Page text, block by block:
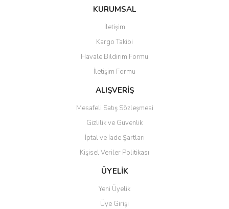
Bu ürüne ilk yorumu siz yapın!
Ürün resmi kalitesiz, bozuk veya görüntülenemiyor.
Ürün açıklamasında eksik bilgiler bulunuyor.
Ürün bilgilerinde hatalar bulunuyor.
Ürün fiyatı diğer sitelerden daha pahalı.
Gönder
KURUMSAL
İletişim
Kargo Takibi
Havale Bildirim Formu
İletişim Formu
ALIŞVERİŞ
Mesafeli Satış Sözleşmesi
Gizlilik ve Güvenlik
İptal ve İade Şartları
Kişisel Veriler Politikası
ÜYELİK
Yeni Üyelik
Üye Girişi